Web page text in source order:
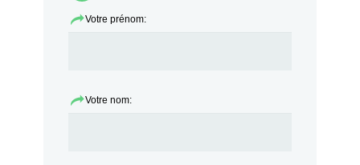
Votre prénom:
Votre nom: